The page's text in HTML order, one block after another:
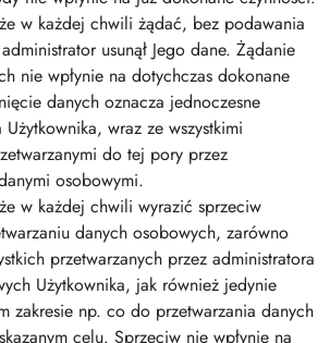
w każdej chwili żądać, bez podawania
usunął Jego dane. Żądanie
nie wpłynie na dotychczas dokonane
danych oznacza jednoczesne
Użytkownika, wraz ze wszystkimi
do tej pory przez
osobowymi.
w każdej chwili wyrazić sprzeciw
danych osobowych, zarówno
przetwarzanych przez administratora
Użytkownika, jak również jedynie
zakresie np. co do przetwarzania danych
celu. Sprzeciw nie wpłynie na